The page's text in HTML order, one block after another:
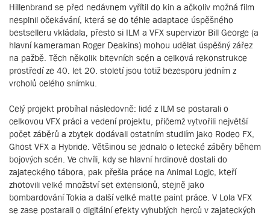
Hillenbrand se před nedávnem vyřítil do kin a ačkoliv možná film
nesplnil očekávání, která se do téhle adaptace úspěšného
bestselleru vkládala, přesto si ILM a VFX supervizor Bill George (a
hlavní kameraman Roger Deakins) mohou udělat úspěšný zářez
na pažbě. Těch několik bitevních scén a celková rekonstrukce
prostředí ze 40. let 20. století jsou totiž bezesporu jedním z
vrcholů celého snímku.
Celý projekt probíhal následovně: lidé z ILM se postarali o
celkovou VFX práci a vedení projektu, přičemž vytvořili největší
počet záběrů a zbytek dodávali ostatním studiím jako Rodeo FX,
Ghost VFX a Hybride. Většinou se jednalo o letecké záběry během
bojových scén. Ve chvíli, kdy se hlavní hrdinové dostali do
zajateckého tábora, pak přešla práce na Animal Logic, kteří
zhotovili velké množství set extensionů, stejně jako
bombardování Tokia a další velké matte paint práce. V Lola VFX
se zase postarali o digitální efekty vyhublých herců v zajateckých